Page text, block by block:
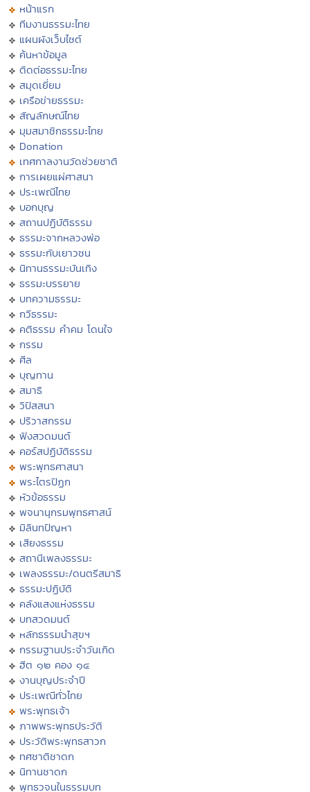
หน้าแรก
ทีมงานธรรมะไทย
แผนผังเว็บไซต์
ค้นหาข้อมูล
ติดต่อธรรมะไทย
สมุดเยี่ยม
เครือข่ายธรรมะ
สัญลักษณ์ไทย
มุมสมาชิกธรรมะไทย
Donation
เทศกาลงานวัดช่วยชาติ
การเผยแผ่ศาสนา
ประเพณีไทย
บอกบุญ
สถานปฏิบัติธรรม
ธรรมะจากหลวงพ่อ
ธรรมะกับเยาวชน
นิทานธรรมะบันเทิง
ธรรมะบรรยาย
บทความธรรมะ
กวีธรรมะ
คติธรรม คำคม โดนใจ
กรรม
ศีล
บุญทาน
สมาธิ
วิปัสสนา
ปริวาสกรรม
ฟังสวดมนต์
คอร์สปฏิบัติธรรม
พระพุทธศาสนา
พระไตรปิฏก
หัวข้อธรรม
พจนานุกรมพุทธศาสน์
มิลินทปัญหา
เสียงธรรม
สถานีเพลงธรรมะ
เพลงธรรมะ/ดนตรีสมาธิ
ธรรมะปฏิบัติ
คลังแสงแห่งธรรม
บทสวดมนต์
หลักธรรมนำสุขฯ
กรรมฐานประจำวันเกิด
ฮีต ๑๒ คอง ๑๔
งานบุญประจำปี
ประเพณีทั่วไทย
พระพุทธเจ้า
ภาพพระพุทธประวัติ
ประวัติพระพุทธสาวก
ทศชาติชาดก
นิทานชาดก
พุทธวจนในธรรมบท